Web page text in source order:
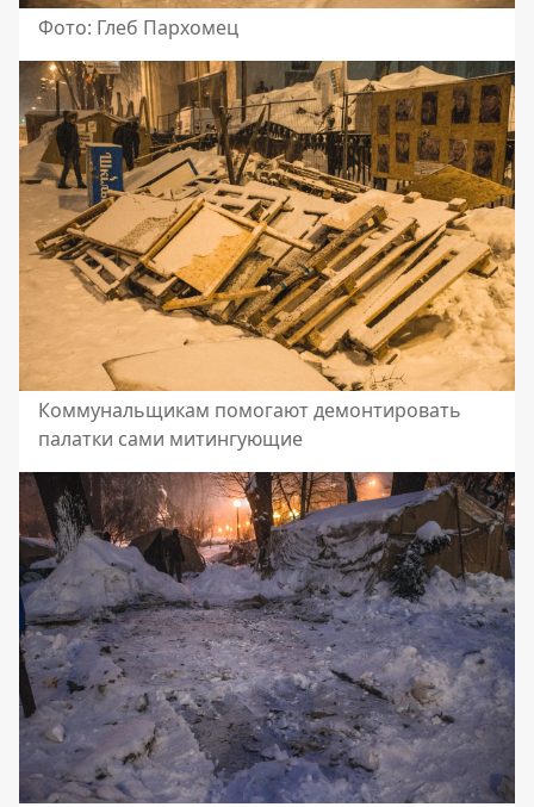
Фото: Глеб Пархомец
Коммунальщикам помогают демонтировать
палатки сами митингующие